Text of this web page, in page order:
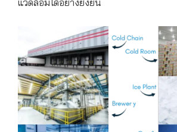
แวดล้อมได้อย่างยั่งยืน